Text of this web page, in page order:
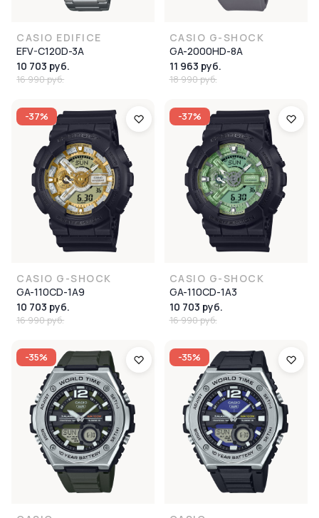
CASIO EDIFICE
EFV-C120D-3A
10 703 руб.
16 990 руб.
CASIO G-SHOCK
GA-2000HD-8A
11 963 руб.
18 990 руб.
-37%
CASIO G-SHOCK
GA-110CD-1A9
10 703 руб.
16 990 руб.
-37%
CASIO G-SHOCK
GA-110CD-1A3
10 703 руб.
16 990 руб.
-35% -35%